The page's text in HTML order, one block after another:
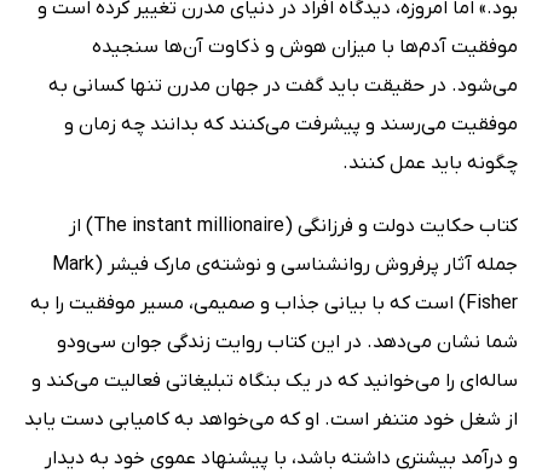
بود.» اما امروزه،‌ دیدگاه افراد در دنیای مدرن تغییر کرده است و
موفقیت آدم‌ها با میزان هوش و ذکاوت آن‌ها سنجیده
می‌شود. در حقیقت باید گفت در جهان مدرن تنها کسانی به
موفقیت می‌رسند و پیشرفت می‌کنند که بدانند چه زمان و
چگونه باید عمل کنند.
کتاب حکایت دولت و فرزانگی (The instant millionaire) از
جمله آثار پرفروش روانشناسی و نوشته‌ی مارک فیشر (Mark
Fisher) است که با بیانی جذاب و صمیمی،‌ مسیر موفقیت را به
شما نشان می‌دهد. در این کتاب روایت زندگی جوان سی‌ودو
ساله‌ای‌ را می‌خوانید که در یک بنگاه تبلیغاتی فعالیت می‌کند و
از شغل خود متنفر است. او که می‌خواهد به کامیابی دست یابد
و درآمد بیشتری داشته باشد، با پیشنهاد عموی خود به دیدار